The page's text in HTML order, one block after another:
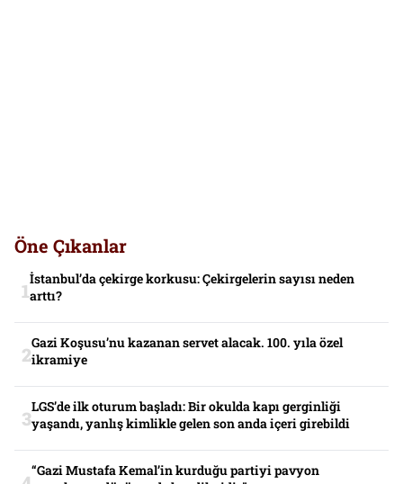
Öne Çıkanlar
İstanbul’da çekirge korkusu: Çekirgelerin sayısı neden
arttı?
Gazi Koşusu’nu kazanan servet alacak. 100. yıla özel
ikramiye
LGS’de ilk oturum başladı: Bir okulda kapı gerginliği
yaşandı, yanlış kimlikle gelen son anda içeri girebildi
“Gazi Mustafa Kemal’in kurduğu partiyi pavyon